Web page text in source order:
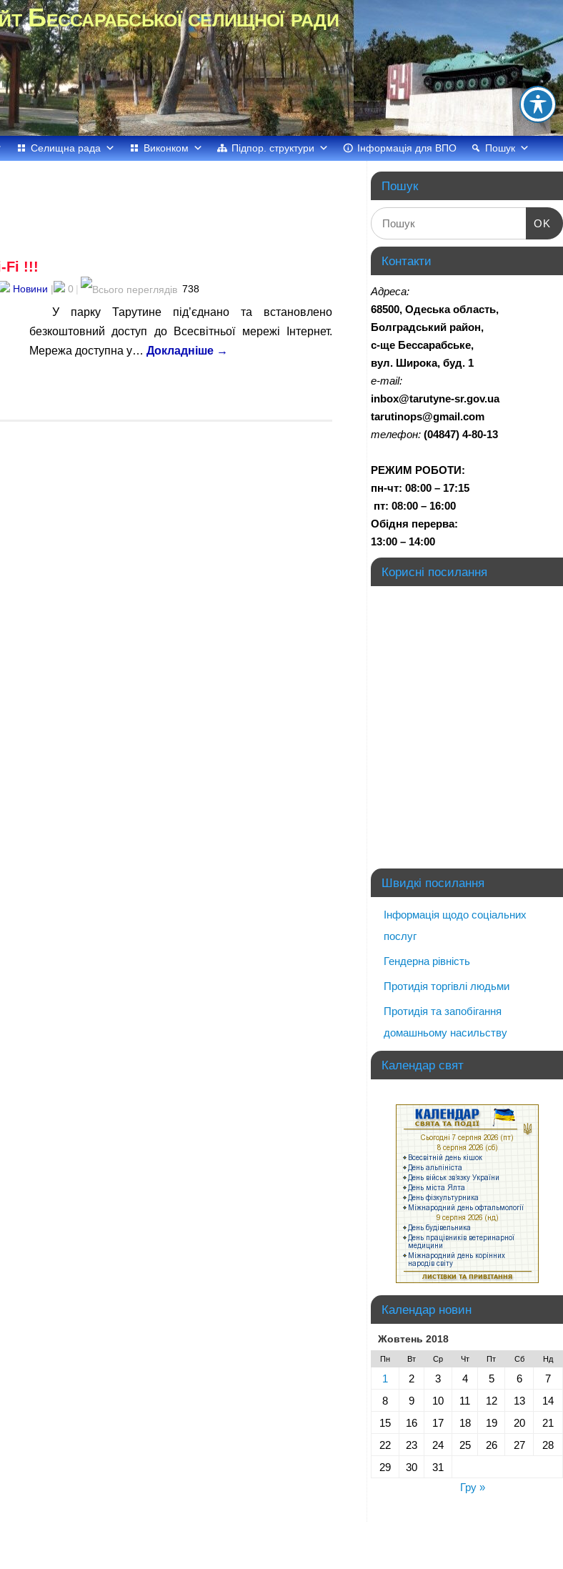
Бессарабської селищної ради
Селищна рада Виконком Підпор. структури Інформація для ВПО Пошук
Fi !!!
Новини | 0 | 738
У парку Тарутине під’єднано та встановлено
безкоштовний доступ до Всесвітньої мережі Інтернет.
Мережа доступна у… Докладніше →
Пошук
OK
Контакти
Адреса:
68500, Одеська область,
Болградський район,
с-ще Бессарабське,
вул. Широка, буд. 1
e-mail:
inbox@tarutyne-sr.gov.ua
tarutinops@gmail.com
телефон: (04847) 4-80-13
РЕЖИМ РОБОТИ:
пн-чт: 08:00 – 17:15
пт: 08:00 – 16:00
Обідня перерва:
13:00 – 14:00
Корисні посилання
Швидкі посилання
Інформація щодо соціальних
послуг
Гендерна рівність
Протидія торгівлі людьми
Протидія та запобігання
домашньому насильству
Календар свят
Календар новин
Жовтень 2018
Пн Вт Ср Чт Пт Сб Нд
1 2 3 4 5 6
7
8
9 10 11 12 13
14
15
16 17 18 19 20
21
22
23 24 25 26 27
28
29
30
31
Гру »